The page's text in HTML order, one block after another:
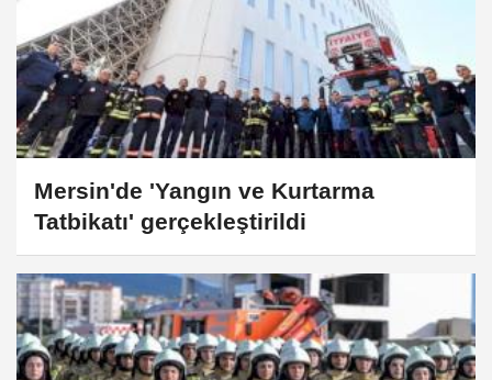
Mersin'de 'Yangın ve Kurtarma
Tatbikatı' gerçekleştirildi